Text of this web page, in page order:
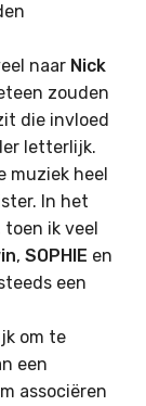
naar Nick
zouden
die invloed
letterlijk.
muziek heel
In het
ik veel
, SOPHIE en
een
om te
een
associëren